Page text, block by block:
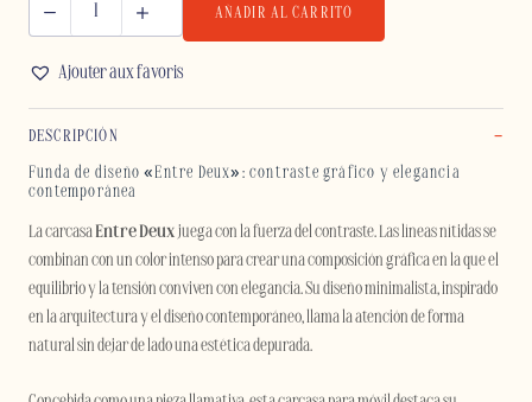
IPHONE
cantidad
AÑADIR AL CARRITO
Ajouter aux favoris
DESCRIPCIÓN
Funda de diseño «Entre Deux»: contraste gráfico y elegancia
contemporánea
La carcasaEntre Deux juega con la fuerza del contraste. Las líneas nítidas se
combinan con un color intenso para crear una composición gráfica en la que el
equilibrio y la tensión conviven con elegancia. Su diseño minimalista, inspirado
en la arquitectura y el diseño contemporáneo, llama la atención de forma
natural sin dejar de lado una estética depurada.